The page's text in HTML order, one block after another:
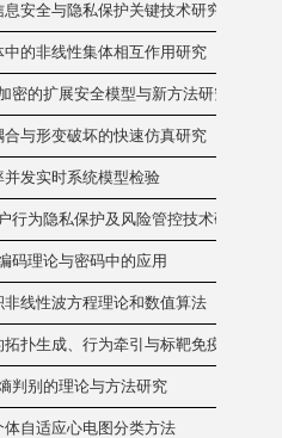
安全与隐私保护关键技术研究
的非线性集体相互作用研究
密的扩展安全模型与新方法研究
与形变破坏的快速仿真研究
并发实时系统模型检验
行为隐私保护及风险管控技术研究
码理论与密码中的应用
线性波方程理论和数值算法
扑生成、行为牵引与标靶免疫
判别的理论与方法研究
体自适应心电图分类方法